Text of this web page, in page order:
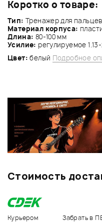
Коротко о товаре:
Тип: Тренажер для пальцев
Материал корпуса:
Длина: 80-100 мм
Усилие: регулируемое
Цвет:белый Подробное
Стоимость
Курьером
Забрать в